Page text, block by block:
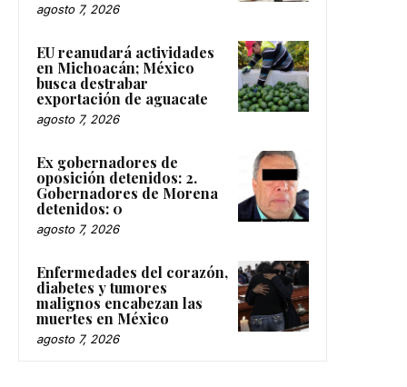
agosto 7, 2026
EU reanudará actividades
en Michoacán; México
busca destrabar
exportación de aguacate
agosto 7, 2026
Ex gobernadores de
oposición detenidos: 2.
Gobernadores de Morena
detenidos: 0
agosto 7, 2026
Enfermedades del corazón,
diabetes y tumores
malignos encabezan las
muertes en México
agosto 7, 2026